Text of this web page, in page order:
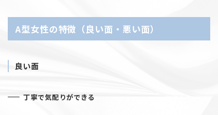
A型女性の特徴（良い面・悪い面）
良い面
丁寧で気配りができる